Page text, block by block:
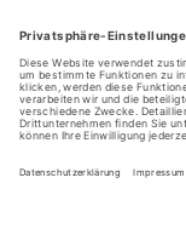
Die von Ihnen
Daten
Löschung
Speicherung